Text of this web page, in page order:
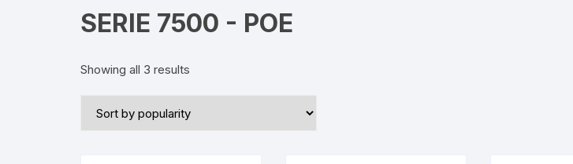
Assistenza Fotocopiatori
Assistenza Misuratori Fiscali
Assistenza Telecamere
SERIE 7500 - POE
Showing all 3 results